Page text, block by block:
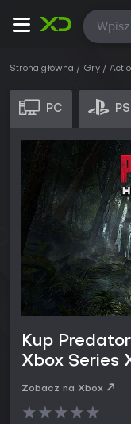
Strona główna Gry
PC
Kup
Xbox Series
Zobacz na Xbox
★★★★★